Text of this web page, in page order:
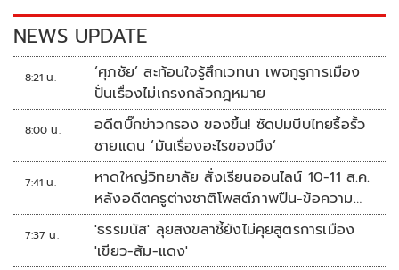
k k
NEWS UPDATE
8:21 น.
‘ศุภชัย’ สะท้อนใจรู้สึกเวทนา เพจกูรูการเมือง
ปั่นเรื่องไม่เกรงกลัวกฎหมาย
8:00 น.
อดีตบิ๊กข่าวกรอง ของขึ้น! ซัดปมบีบไทยรื้อรั้ว
ชายแดน ‘มันเรื่องอะไรของมึง’
7:41 น.
หาดใหญ่วิทยาลัย สั่งเรียนออนไลน์ 10-11 ส.ค.
หลังอดีตครูต่างชาติโพสต์ภาพปืน-ข้อความ
ข่มขู่
7:37 น.
'ธรรมนัส' ลุยสงขลาชี้ยังไม่คุยสูตรการเมือง
'เขียว-ส้ม-แดง'